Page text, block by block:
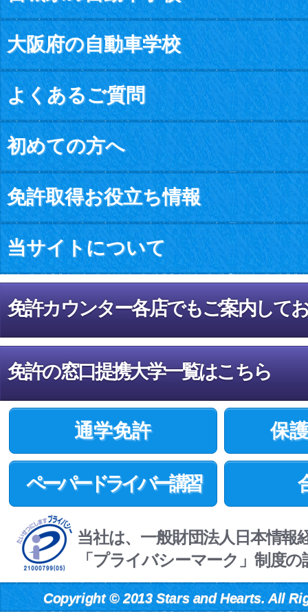
大阪府の自動車学校
よくあるご質問
初めての方へ
免許取得お役立ち情報
当サイトについて
免許カウンター各店でもご案内して
免許の窓口提携大学一覧はこちら
通学免許
ペーパードライバー講習
保
当社は、一般財団法人日本情報
「プライバシーマーク」制度
Copyright©2013 Stars and Hearts. All